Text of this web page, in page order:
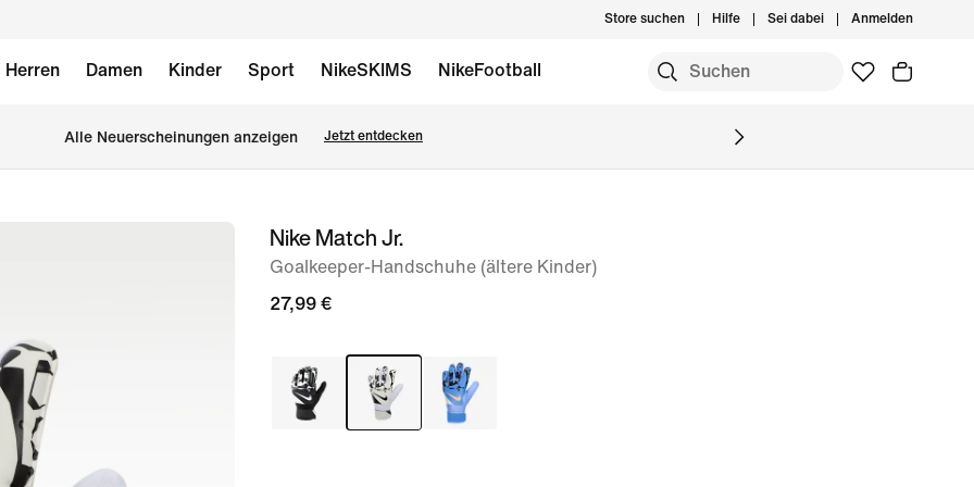
Store suchen Hilfe Sei dabei Anmelden
Herren Damen Kinder Sport NikeSKIMS NikeFootball
Alle Neuerscheinungen anzeigen Jetzt entdecken
Bild 1Nike Match Jr.
Goalkeeper-Handschuhe (ältere Kinder)
27,99 €